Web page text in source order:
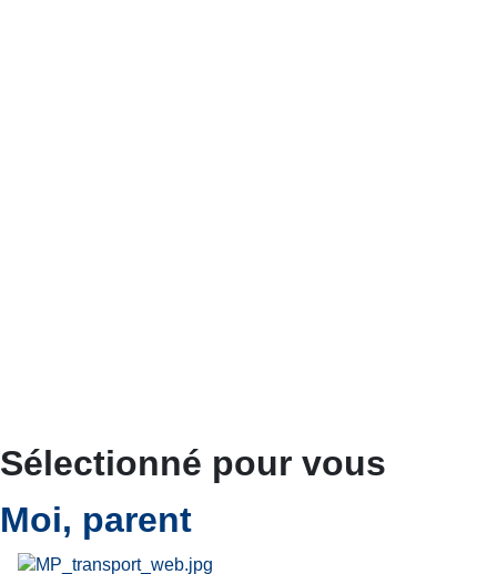
Sélectionné pour vous
Moi, parent